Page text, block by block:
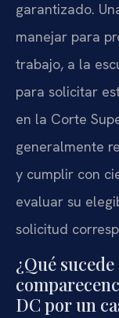
garantizado.
manejar para
trabajo, a la
para solicitar
en la Corte
generalmente
y cumplir con
evaluar su
solicitud
¿Qué
DC por un